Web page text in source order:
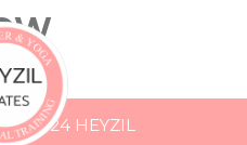
. 2024 HEYZIL